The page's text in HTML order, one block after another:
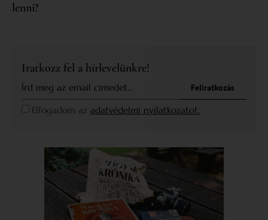
lenni?
Iratkozz fel a hírlevelünkre!
Elfogadom az adatvédelmi nyilatkozatot.
Feliratkozás